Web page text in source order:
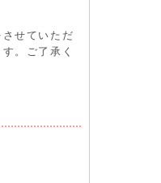
せていただ
。ご了承く